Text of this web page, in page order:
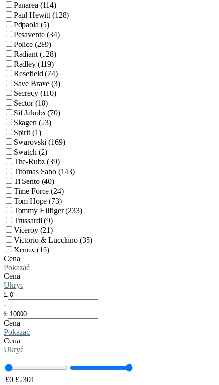
Panarea (114)
Paul Hewitt (128)
Pdpaola (5)
Pesavento (34)
Police (289)
Radiant (128)
Radley (119)
Rosefield (74)
Save Brave (3)
Secrecy (110)
Sector (18)
Sif Jakobs (70)
Skagen (23)
Spirit (1)
Swarovski (169)
Swatch (2)
The-Rubz (39)
Thomas Sabo (143)
Ti Sento (40)
Time Force (24)
Tom Hope (73)
Tommy Hilfiger (233)
Trussardi (9)
Viceroy (21)
Victorio & Lucchino (35)
Xenox (16)
Cena
Pokazać
Cena
Ukryć
£
-
£
Cena
Pokazać
Cena
Ukryć
£0 £2301